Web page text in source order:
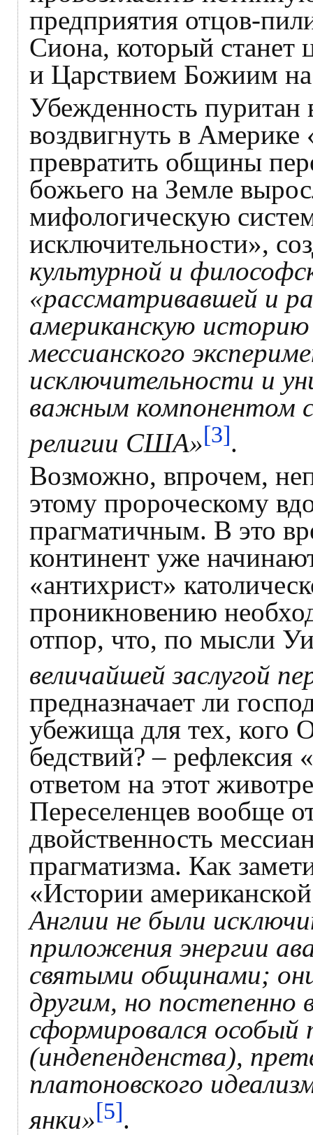
предприятия отцов-
Сиона, который станет
и Царствием Божиим
Убежденность
воздвигнуть в
превратить общины
божьего на Земле
мифологическую
исключительности»,
культурной и
«рассматривавшей и
американскую
мессианского
исключительности и
важным компонентом
религии США»[3].
Возможно, впрочем,
этому пророческому
прагматичным. В это
континент уже
«антихрист»
проникновению
отпор, что, по мысли
величайшей заслугой
предназначает ли
убежища для тех, кого
бедствий? – рефлексия
ответом на этот
Переселенцев вообще
двойственность
прагматизма. Как
«Истории
Англии не были
приложения энергии
святыми общинами;
другим, но постепенно
сформировался особый
(индепенденства),
платоновского
янки»[5].